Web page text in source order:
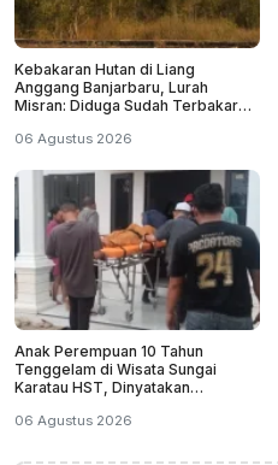
Kebakaran Hutan di Liang
Anggang Banjarbaru, Lurah
Misran: Diduga Sudah Terbakar
06 Agustus 2026
Anak Perempuan 10 Tahun
Tenggelam di Wisata Sungai
Karatau HST, Dinyatakan
06 Agustus 2026